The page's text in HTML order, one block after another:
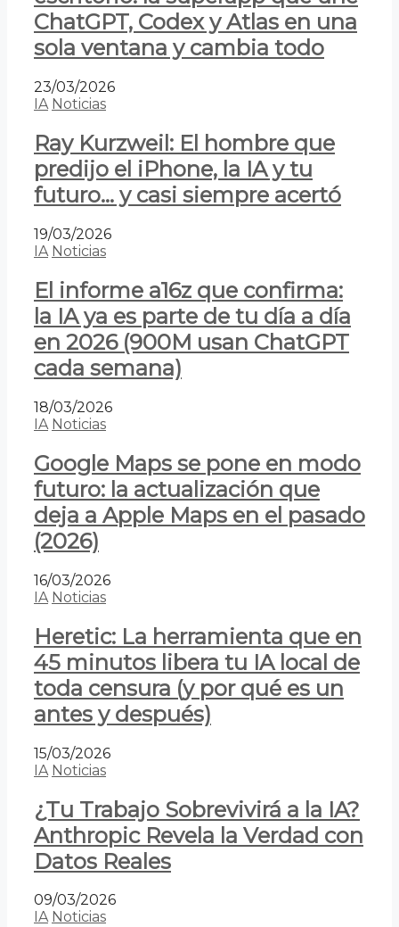
ChatGPT, Codex y Atlas en una
sola ventana y cambia todo
23/03/2026
IA Noticias
Ray Kurzweil: El hombre que
predijo el iPhone, la IA y tu
futuro… y casi siempre acertó
19/03/2026
IA Noticias
El informe a16z que confirma:
la IA ya es parte de tu día a día
en 2026 (900M usan ChatGPT
cada semana)
18/03/2026
IA Noticias
Google Maps se pone en modo
futuro: la actualización que
deja a Apple Maps en el pasado
(2026)
16/03/2026
IA Noticias
Heretic: La herramienta que en
45 minutos libera tu IA local de
toda censura (y por qué es un
antes y después)
15/03/2026
IA Noticias
¿Tu Trabajo Sobrevivirá a la IA?
Anthropic Revela la Verdad con
Datos Reales
09/03/2026
IA Noticias